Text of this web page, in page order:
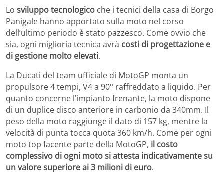
Lo sviluppo tecnologico che i tecnici della casa di Borgo
Panigale hanno apportato sulla moto nel corso
dell’ultimo periodo è stato pazzesco. Come ovvio che
sia, ogni miglioria tecnica avrà costi di progettazione e
di gestione molto elevati.
La Ducati del team ufficiale di MotoGP monta un
propulsore 4 tempi, V4 a 90° raffreddato a liquido. Per
quanto concerne l’impianto frenante, la moto dispone
di un duplice disco anteriore in carbonio da 340mm. Il
peso della moto raggiunge il dato di 157 kg, mentre la
velocità di punta tocca quota 360 km/h. Come per ogni
moto top facente parte della MotoGP, il costo
complessivo di ogni moto si attesta indicativamente su
un valore superiore ai 3 milioni di euro.